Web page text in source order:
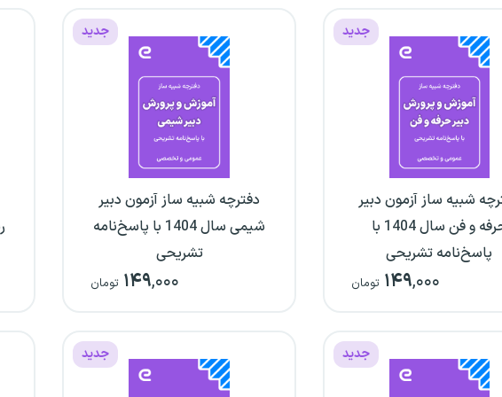
جدید
شبیه ساز آزمون دبیر
حرفه و فن سال 1404 با
پاسخ‌نامه تشریحی
۱۴۹,۰۰۰ تومان
جدید
دفترچه شبیه ساز آزمون دبیر
شیمی سال 1404 با پاسخ‌نامه
تشریحی
۱۴۹,۰۰۰ تومان
جدید جدید